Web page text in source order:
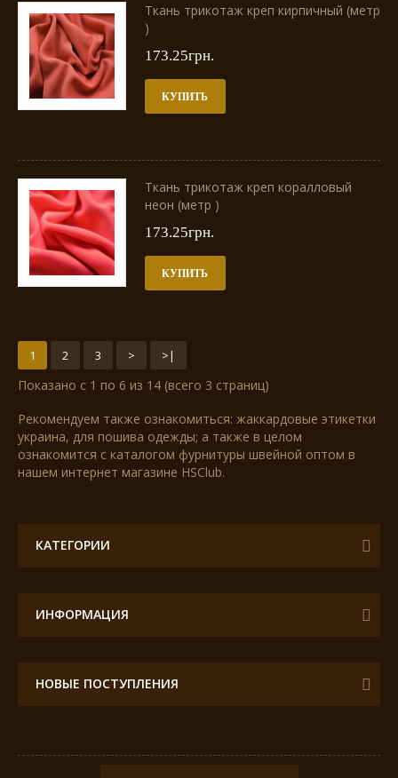
Ткань трикотаж креп кирпичный (метр
)
173.25грн.
КУПИТЬ
Ткань трикотаж креп коралловый
неон (метр )
173.25грн.
КУПИТЬ
1 2 3 > >|
Показано с 1 по 6 из 14 (всего 3 страниц)
Рекомендуем также ознакомиться: жаккардовые этикетки
украина, для пошива одежды; а также в целом
ознакомится с каталогом фурнитуры швейной оптом в
нашем интернет магазине HSClub.
КАТЕГОРИИ
ИНФОРМАЦИЯ
НОВЫЕ ПОСТУПЛЕНИЯ